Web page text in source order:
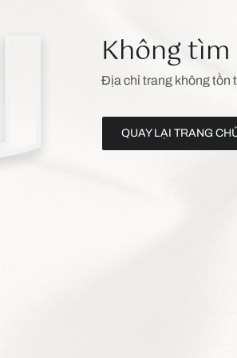
Không
Địa chỉ trang không tồn
QUAY LẠI TRANG